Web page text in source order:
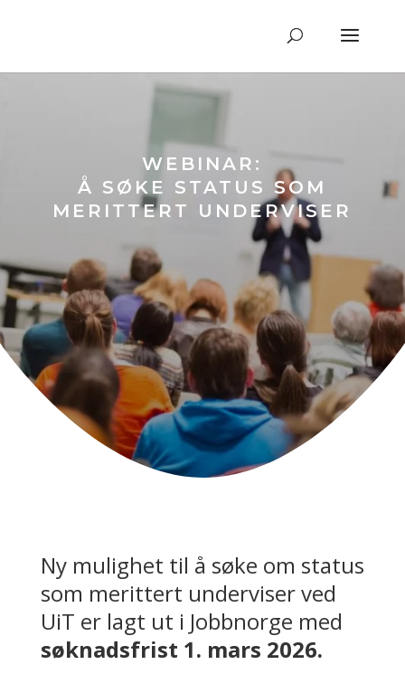
WEBINAR:
Å SØKE STATUS SOM
MERITTERT UNDERVISER
Ny mulighet til å søke om status
som merittert underviser ved
UiT er lagt ut i Jobbnorge med
søknadsfrist 1. mars 2026.